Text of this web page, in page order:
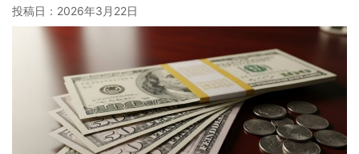
投稿日： 2026年3月22日